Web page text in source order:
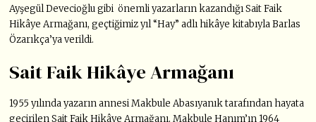
Ayşegül Devecioğlu gibi önemli yazarların kazandığı Sait Faik
Hikâye Armağanı, geçtiğimiz yıl “Hay” adlı hikâye kitabıyla Barlas
Özarıkça’ya verildi.
Sait Faik Hikâye Armağanı
1955 yılında yazarın annesi Makbule Abasıyanık tarafından hayata
geçirilen Sait Faik Hikâye Armağanı, Makbule Hanım’ın 1964